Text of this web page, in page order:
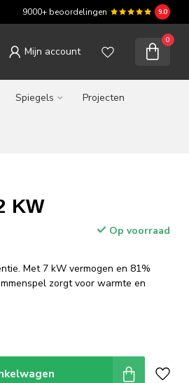
9000+ beoordelingen 9.0
Mijn account
0
Spiegels Projecten
KW
Op voorraad
Met 7 kW vermogen en 81%
zorgt voor warmte en